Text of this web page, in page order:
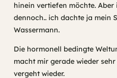
hinein vertiefen möchte. Aber
dennoch.. ich dachte ja mein
Wassermann.
Die hormonell bedingte
macht mir gerade wieder
vergeht wieder.